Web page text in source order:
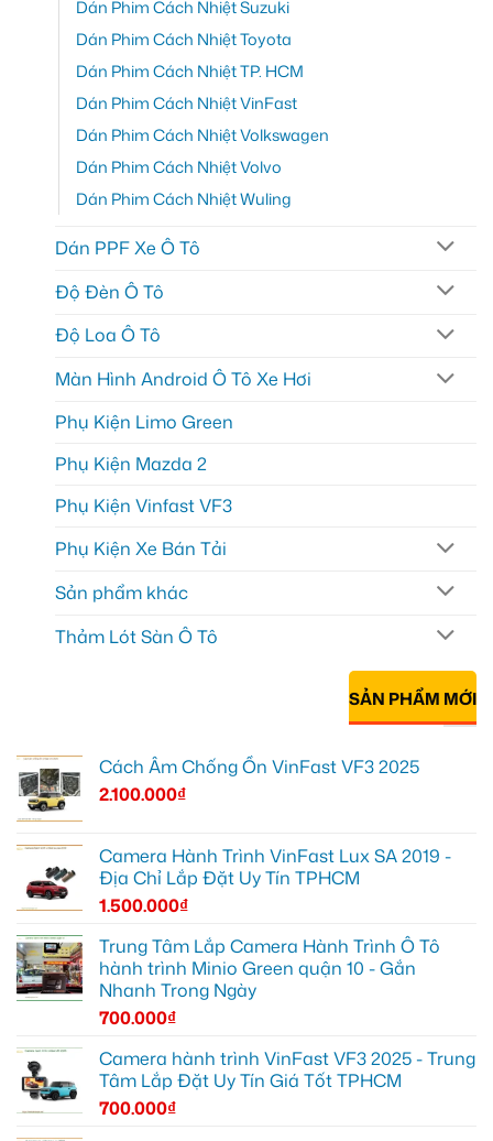
Dán Phim Cách Nhiệt Suzuki
Dán Phim Cách Nhiệt Toyota
Dán Phim Cách Nhiệt TP. HCM
Dán Phim Cách Nhiệt VinFast
Dán Phim Cách Nhiệt Volkswagen
Dán Phim Cách Nhiệt Volvo
Dán Phim Cách Nhiệt Wuling
Dán PPF Xe Ô Tô
Độ Đèn Ô Tô
Độ Loa Ô Tô
Màn Hình Android Ô Tô Xe Hơi
Phụ Kiện Limo Green
Phụ Kiện Mazda 2
Phụ Kiện Vinfast VF3
Phụ Kiện Xe Bán Tải
Sản phẩm khác
Thảm Lót Sàn Ô Tô
SẢN PHẨM MỚI
Cách Âm Chống Ồn VinFast VF3 2025
2.100.000₫
Camera Hành Trình VinFast Lux SA 2019 -
Địa Chỉ Lắp Đặt Uy Tín TPHCM
1.500.000₫
Trung Tâm Lắp Camera Hành Trình Ô Tô
hành trình Minio Green quận 10 - Gắn
Nhanh Trong Ngày
700.000₫
Camera hành trình VinFast VF3 2025 - Trung
Tâm Lắp Đặt Uy Tín Giá Tốt TPHCM
700.000₫